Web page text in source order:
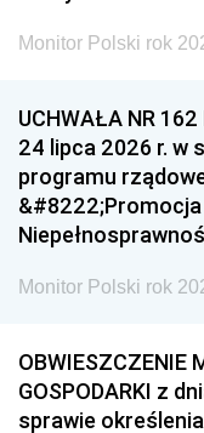
Monitor Polski rok
UCHWAŁA NR
24 lipca 2026 r. w
programu
Monitor Polski rok
OBWIESZCZENIE
GOSPODARKI z
sprawie